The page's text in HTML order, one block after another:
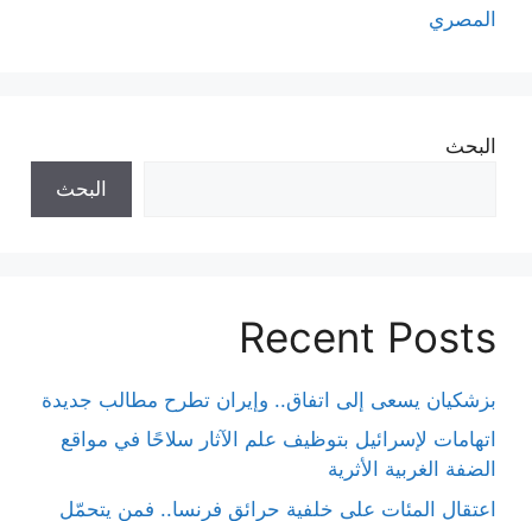
المصري
البحث
البحث
Recent Posts
بزشكيان يسعى إلى اتفاق.. وإيران تطرح مطالب جديدة
اتهامات لإسرائيل بتوظيف علم الآثار سلاحًا في مواقع
الضفة الغربية الأثرية
اعتقال المئات على خلفية حرائق فرنسا.. فمن يتحمّل